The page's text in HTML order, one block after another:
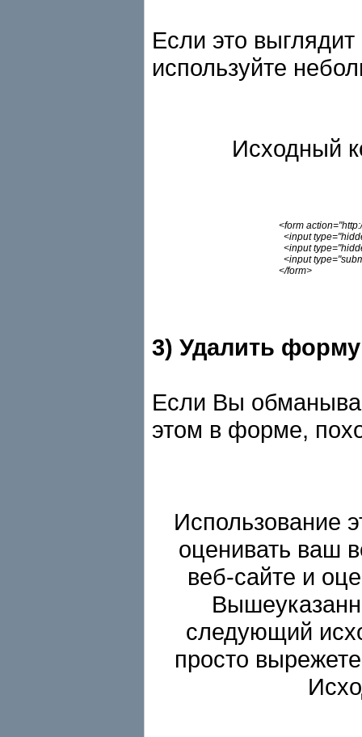
Если это
используйте
Исходный
<form
<input
<input
<input
</form>
3) Удалить
Если Вы
этом в форме,
Использование
оценивать ваш
веб-сайте и
следующий
просто